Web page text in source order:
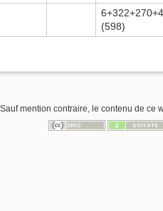
(598)
Sauf mention contraire, le contenu de ce